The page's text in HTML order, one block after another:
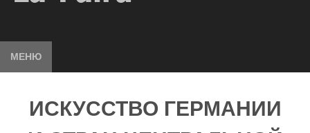
МЕНЮ
ИСКУССТВО ГЕРМАНИИ